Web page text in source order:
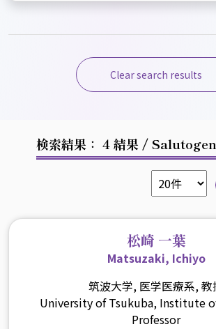
Clear search results
検索結果： 4 結果 /
松崎 一葉
Matsuzaki, Ichiyo
筑波大学, 医学医療系, 教
University of Tsukuba, Institute
Professor